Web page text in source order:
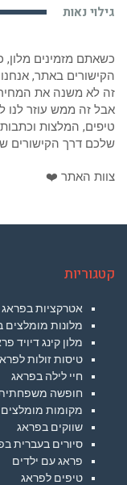
גילוי נאות
כשאתם מזמינים מלון,
הקישורים באתר,
זה לא משנה את
אבל זה ממש עוזר
טיפים, המלצות
שלכם דרך הקישורים
צוות האתר ❤️
קטגוריות
אטרקציות בפראג
מלונות מומלצים
מלון קינג דיויד
טיסות זולות
חיי לילה בפראג
חופשה
מקומות
שווקים בפראג
סיורים בעברית
פראג עם ילדים
טיפים לפראג